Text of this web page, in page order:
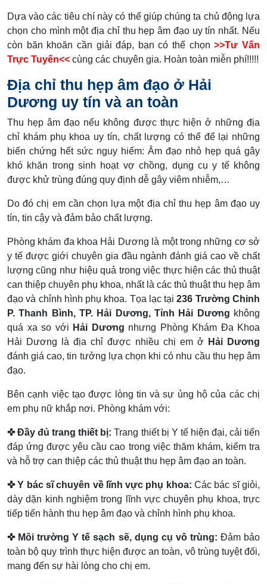
Dựa vào các tiêu chí này có thể giúp chúng ta chủ động lựa
chọn cho mình một địa chỉ thu hẹp âm đạo uy tín nhất. Nếu
còn băn khoăn cần giải đáp, bạn có thể chọn>>Tư Vấn
Trực Tuyến<< cùng các chuyên gia. Hoàn toàn miễn phí!!!!!
Địa chỉ thu hẹp âm đạo ở Hải
Dương uy tín và an toàn
Thu hẹp âm đạo nếu không được thực hiện ở những địa
chỉ khám phụ khoa uy tín, chất lượng có thể để lại những
biến chứng hết sức nguy hiểm: Âm đạo nhỏ hẹp quá gây
khó khăn trong sinh hoạt vợ chồng, dụng cụ y tế không
được khử trùng đúng quy định dễ gây viêm nhiễm,…
Do đó chị em cần chọn lựa một địa chỉ thu hẹp âm đạo uy
tín, tin cậy và đảm bảo chất lượng.
Phòng khám đa khoa Hải Dương là một trong những cơ sở
y tế được giới chuyên gia đầu ngành đánh giá cao về chất
lượng cũng như hiệu quả trong việc thực hiện các thủ thuật
can thiệp chuyên phụ khoa, nhất là các thủ thuật thu hẹp âm
đạo và chỉnh hình phụ khoa. Tọa lạc tại236 Trường Chinh
P. Thanh Bình, TP. Hải Dương, Tỉnh Hải Dương không
quá xa so với Hải Dương nhưng Phòng Khám Đa Khoa
Hải Dương là địa chỉ được nhiều chị em ở
Hải Dương
đánh giá cao, tin tưởng lựa chọn khi có nhu cầu thu hẹp âm
đạo.
Bên cạnh việc tạo được lòng tin và sự ủng hộ của các chị
em phụ nữ khắp nơi. Phòng khám với:
✜ Đầy đủ trang thiết bị: Trang thiết bị Y tế hiện đại, cải tiến
đáp ứng được yêu cầu cao trong việc thăm khám, kiểm tra
và hỗ trợ can thiệp các thủ thuật thu hẹp âm đạo an toàn.
✜ Y bác sĩ chuyên về lĩnh vực phụ khoa: Các bác sĩ giỏi,
dày dặn kinh nghiệm trong lĩnh vực chuyên phụ khoa, trực
tiếp tiến hành thu hẹp âm đạo và chỉnh hình phụ khoa.
✜ Môi trường Y tế sạch sẽ, dụng cụ vô trùng: Đảm bảo
toàn bộ quy trình thực hiện được an toàn, vô trùng tuyệt đối,
mang đến sự hài lòng cho chị em.